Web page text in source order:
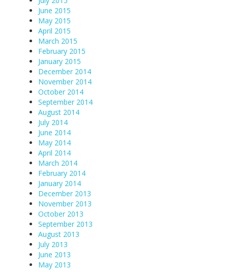
June 2015
May 2015
April 2015
March 2015
February 2015
January 2015
December 2014
November 2014
October 2014
September 2014
August 2014
July 2014
June 2014
May 2014
April 2014
March 2014
February 2014
January 2014
December 2013
November 2013
October 2013
September 2013
August 2013
July 2013
June 2013
May 2013